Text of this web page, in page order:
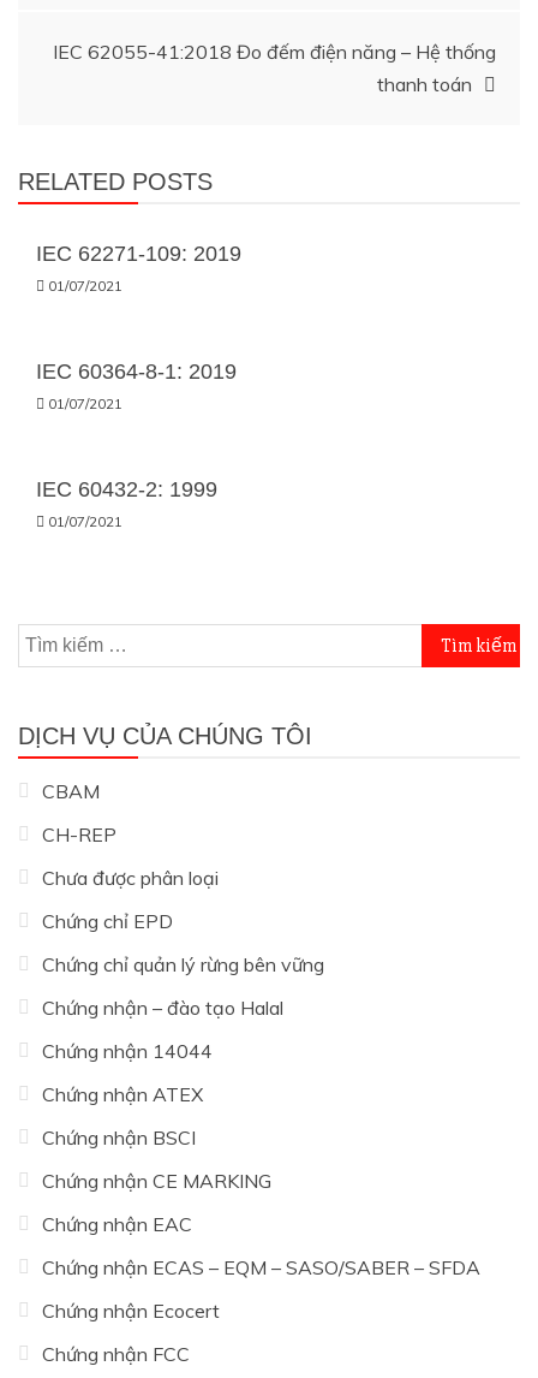
IEC 62055-41:2018 Đo đếm điện năng – Hệ thống
thanh toán
RELATED POSTS
IEC 62271-109: 2019
01/07/2021
IEC 60364-8-1: 2019
01/07/2021
IEC 60432-2: 1999
01/07/2021
Tìm
kiếm
DỊCH VỤ CỦA CHÚNG TÔI
CBAM
CH-REP
Chưa được phân loại
Chứng chỉ EPD
Chứng chỉ quản lý rừng bên vững
Chứng nhận – đào tạo Halal
Chứng nhận 14044
Chứng nhận ATEX
Chứng nhận BSCI
Chứng nhận CE MARKING
Chứng nhận EAC
Chứng nhận ECAS – EQM – SASO/SABER – SFDA
Chứng nhận Ecocert
Chứng nhận FCC